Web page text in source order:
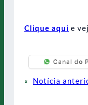
Clique aqui e
Canal do
«
Notícia